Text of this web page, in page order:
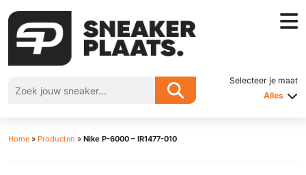
Selecteer je maat
Alles
Home » Producten » Nike P-6000 – IR1477-010